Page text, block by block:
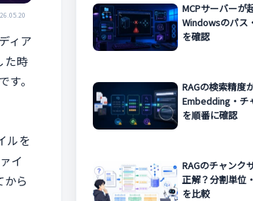
ィア
た時
。
ルを
イ
ら
MCPサーバーが
Windowsのパス
を確認
RAGの検索精度
Embedding・チ
を順番に確認
RAGのチャンク
正解？分割単位
を比較